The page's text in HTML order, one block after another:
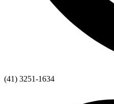
(41) 3251-1634